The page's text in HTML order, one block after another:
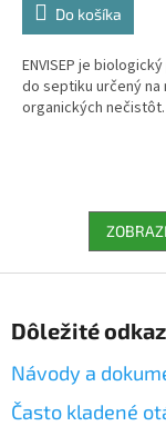
Do košíka
ENVISEP je
do septiku určený na
organických nečistôt.
Dôležité
Návody a
Často kladené